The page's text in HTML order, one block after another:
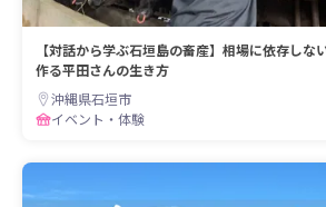
【対話から学ぶ石垣島の畜産】相場に依存しな
作る平田さんの生き方
沖縄県石垣市
イベント・体験